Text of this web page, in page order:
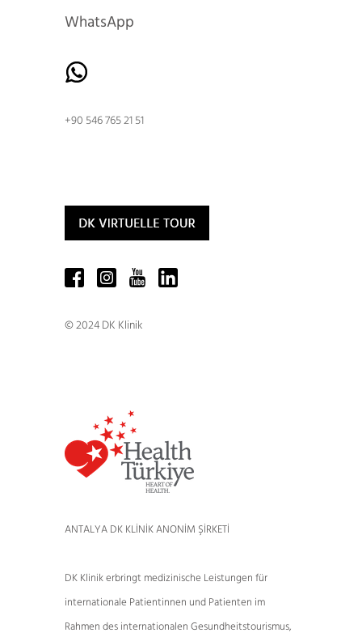
WhatsApp
+90 546 765 21 51
© 2024 DK Klinik
ANTALYA DK KLİNİK ANONİM ŞİRKETİ
DK Klinik erbringt medizinische Leistungen für
internationale Patientinnen und Patienten im
Rahmen des internationalen Gesundheitstourismus,